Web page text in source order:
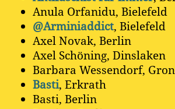
Anula Orfanidu, Bielefeld
@Arminiaddict, Bielefeld
Axel Novak, Berlin
Axel Schöning, Dinslaken
Barbara Wessendorf,
Basti, Erkrath
Basti, Berlin